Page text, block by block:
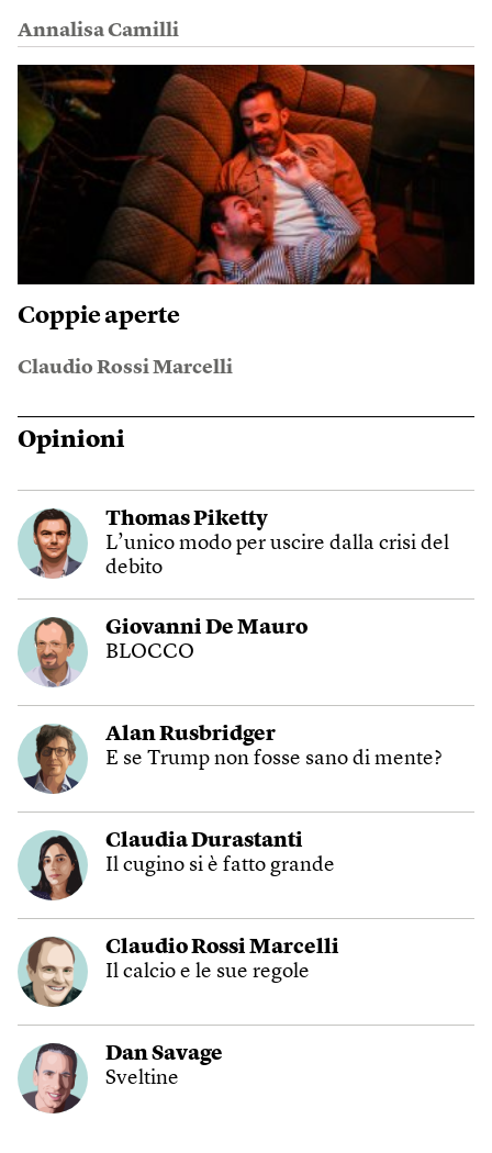
Annalisa Camilli
Coppie aperte
Claudio Rossi Marcelli
Opinioni
Thomas Piketty
L’unico modo per uscire dalla crisi del
debito
Giovanni De Mauro
BLOCCO
Alan Rusbridger
E se Trump non fosse sano di mente?
Claudia Durastanti
Il cugino si è fatto grande
Claudio Rossi Marcelli
Il calcio e le sue regole
Dan Savage
Sveltine